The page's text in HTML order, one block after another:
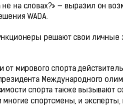
на словах?» — выразил он
WADA.
решают свои личные
мирового спорта
Международного
спорта также вызывают
многие спортсмены, и